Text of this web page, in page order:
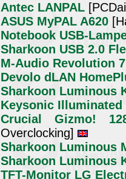
Antec LANPAL
ASUS MyPAL A620
Notebook USB-
Sharkoon USB 2.0
M-Audio Revolution
Devolo dLAN
Sharkoon Luminous
Keysonic
Crucial Gizmo!
Overclocking]
Sharkoon Luminous
Sharkoon Luminous
TFT-Monitor LG